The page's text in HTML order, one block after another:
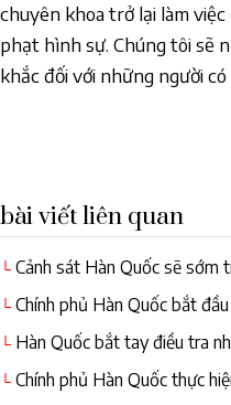
chuyên khoa trở lại làm
phạt hình sự. Chúng tôi sẽ
khắc đối với những người
bài viết liên quan
└ Cảnh sát Hàn Quốc sẽ sớm
viện
└ Chính phủ Hàn Quốc bắt
chuyên khoa chưa trở lại làm
└ Hàn Quốc bắt tay điều tra
└ Chính phủ Hàn Quốc thực